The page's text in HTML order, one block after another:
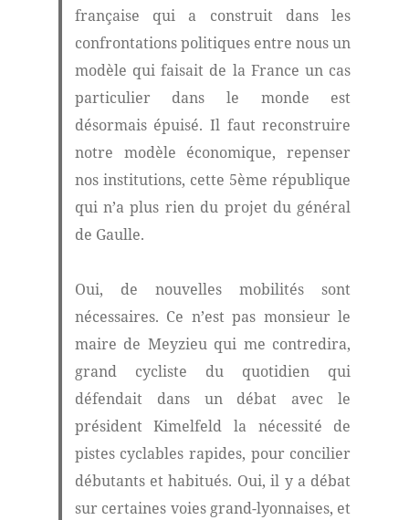
française qui a construit dans les
confrontations politiques entre nous un
modèle qui faisait de la France un cas
particulier dans le monde est
désormais épuisé. Il faut reconstruire
notre modèle économique, repenser
nos institutions, cette 5ème république
qui n’a plus rien du projet du général
de Gaulle.
Oui, de nouvelles mobilités sont
nécessaires. Ce n’est pas monsieur le
maire de Meyzieu qui me contredira,
grand cycliste du quotidien qui
défendait dans un débat avec le
président Kimelfeld la nécessité de
pistes cyclables rapides, pour concilier
débutants et habitués. Oui, il y a débat
sur certaines voies grand-lyonnaises, et